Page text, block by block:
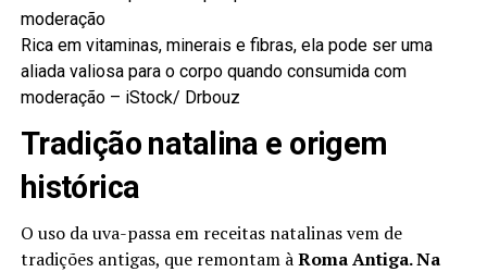
Rica em vitaminas, minerais e fibras, ela pode ser uma
aliada valiosa para o corpo quando consumida com
moderação – iStock/ Drbouz
Tradição natalina e origem
histórica
O uso da uva-passa em receitas natalinas vem de
tradições antigas, que remontam àRoma Antiga. Na